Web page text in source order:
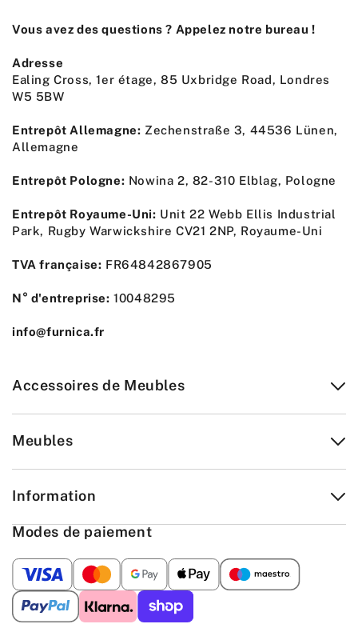
Vous avez des questions ? Appelez notre bureau !
Adresse
Ealing Cross, 1er étage, 85 Uxbridge Road, Londres
W5 5BW
Entrepôt Allemagne: Zechenstraße 3, 44536 Lünen,
Allemagne
Entrepôt Pologne: Nowina 2, 82-310 Elblag, Pologne
Entrepôt Royaume-Uni: Unit 22 Webb Ellis Industrial
Park, Rugby Warwickshire CV21 2NP, Royaume-Uni
TVA française: FR64842867905
N° d'entreprise: 10048295
info@furnica.fr
Accessoires de Meubles
Meubles
Information
Modes de paiement